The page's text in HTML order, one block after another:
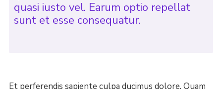
quasi iusto vel. Earum optio repellat
sunt et esse consequatur.
Et perferendis sapiente culpa ducimus dolore. Quam